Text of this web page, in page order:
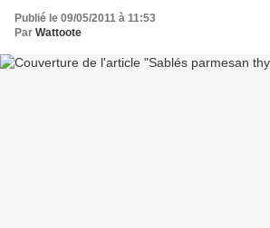
Publié le 09/05/2011 à 11:53
Par Wattoote